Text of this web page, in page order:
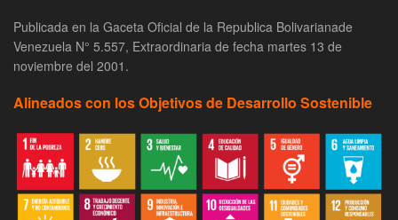
Publicada en la Gaceta Oficial de la Republica Bolivarianade
Venezuela N° 5.557, Extraordinaria de fecha martes 13 de
noviembre del 2001.
Alineados con los Objetivos de Desarrollo Sostenible